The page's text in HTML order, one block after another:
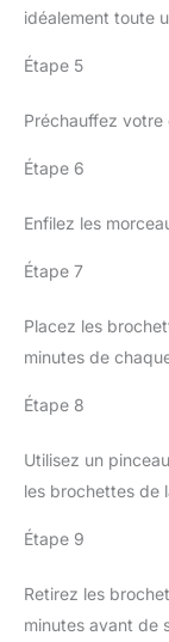
idéalement toute
Étape 5
Préchauffez
Étape 6
Enfilez les
Étape 7
Placez les
minutes de
Étape 8
Utilisez un
les brochettes de
Étape 9
Retirez les
minutes avant de